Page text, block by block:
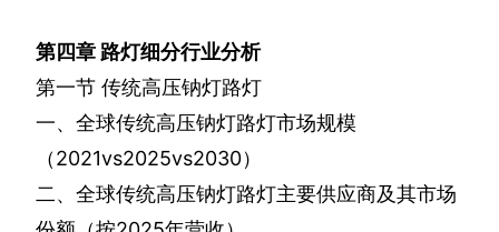
第四章 路灯细分行业分析
第一节 传统高压钠灯路灯
一、全球传统高压钠灯路灯市场规模
（2021vs2025vs2030）
二、全球传统高压钠灯路灯主要供应商及其市场